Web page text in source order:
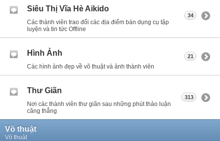
Siêu Thị Vĩa Hè Aikido
Các thành viên trao đổi các địa điểm bán dụng cụ tập
luyện và tin tức Offline
34
Hình Ảnh
Các hình ảnh đẹp về võ thuật và ảnh thành viên
21
Thư Giãn
Nơi các thành viên thư giãn sau những phút thảo luận
căng thẳng
313
Võ thuật
Võ thuật